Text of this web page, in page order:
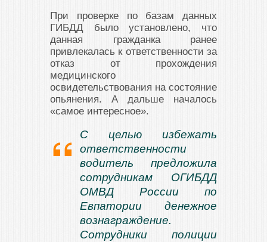
При проверке по базам данных
ГИБДД было установлено, что
данная гражданка ранее
привлекалась к ответственности за
отказ от прохождения
медицинского
освидетельствования на состояние
опьянения. А дальше началось
«самое интересное».
С целью избежать
ответственности
водитель предложила
сотрудникам ОГИБДД
ОМВД России по
Евпатории денежное
вознаграждение.
Сотрудники полиции